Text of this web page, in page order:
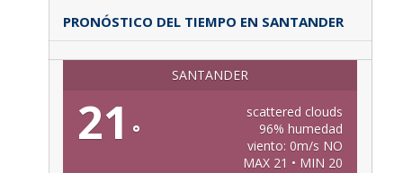
PRONÓSTICO DEL TIEMPO EN SANTANDER
SANTANDER
21 °
scattered clouds
96% humedad
viento: 0m/s NO
MAX 21 • MIN 20